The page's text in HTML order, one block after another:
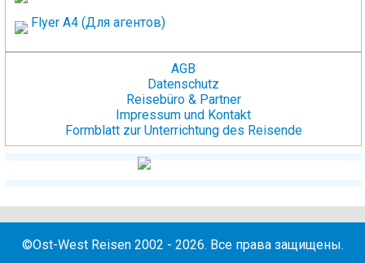
Flyer A4 (Для агентов)
AGB
Datenschutz
Reisebüro & Partner
Impressum und Kontakt
Formblatt zur Unterrichtung des Reisende
©Ost-West Reisen 2002 - 2026. Все права защищены.